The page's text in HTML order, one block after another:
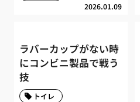
2026.01.09
ラバーカップがない時
にコンビニ製品で戦う
技
トイレ